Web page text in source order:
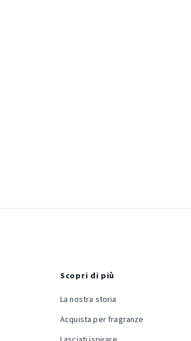
Scopri di più
La nostra storia
Acquista per fragranze